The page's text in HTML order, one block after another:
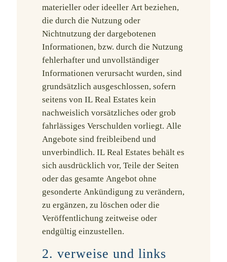
materieller oder ideeller Art beziehen,
die durch die Nutzung oder
Nichtnutzung der dargebotenen
Informationen, bzw. durch die Nutzung
fehlerhafter und unvollständiger
Informationen verursacht wurden, sind
grundsätzlich ausgeschlossen, sofern
seitens von IL Real Estates kein
nachweislich vorsätzliches oder grob
fahrlässiges Verschulden vorliegt. Alle
Angebote sind freibleibend und
unverbindlich. IL Real Estates behält es
sich ausdrücklich vor, Teile der Seiten
oder das gesamte Angebot ohne
gesonderte Ankündigung zu verändern,
zu ergänzen, zu löschen oder die
Veröffentlichung zeitweise oder
endgültig einzustellen.
2. verweise und links